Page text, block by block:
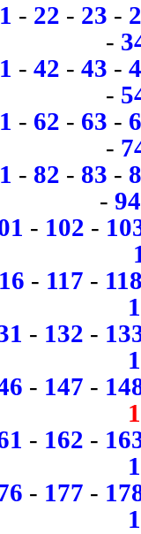
- 22 - 23 -
-
- 42 - 43 -
-
- 62 - 63 -
-
- 82 - 83 -
- 94
- 102 -
- 117 -
- 132 -
- 147 -
- 162 -
- 177 -